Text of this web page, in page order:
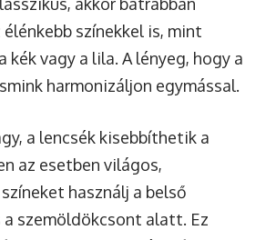
színekkel is, mint
kék vagy a lila. A lényeg, hogy a
harmonizáljon egymással.
a lencsék kisebbíthetik a
az esetben világos,
használj a belső
a szemöldökcsont alatt. Ez